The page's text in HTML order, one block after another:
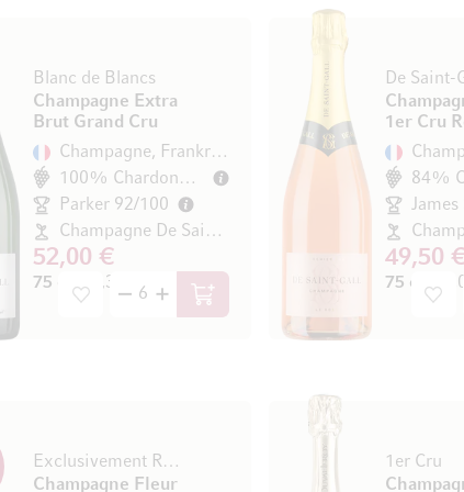
Blanc de Blancs
Champagne Extra
Brut Grand Cru
Champagne, Frankreich
100% Chardonnay
Parker 92/100
Champagne De Saint-Gall
52,00 €
75 cl (69,33 € / l)
In den Warenkorb
De Saint-
1er Cru
84%
49,50
75 cl
Exclusivement Rosé ER1
Champagne Fleur
1er Cru